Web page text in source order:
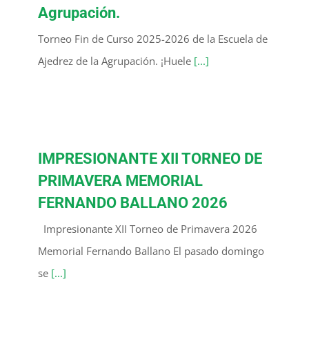
Agrupación.
Torneo Fin de Curso 2025-2026 de la Escuela de
Ajedrez de la Agrupación. ¡Huele [...]
IMPRESIONANTE XII TORNEO DE
PRIMAVERA MEMORIAL
FERNANDO BALLANO 2026
Impresionante XII Torneo de Primavera 2026
Memorial Fernando Ballano El pasado domingo
se [...]